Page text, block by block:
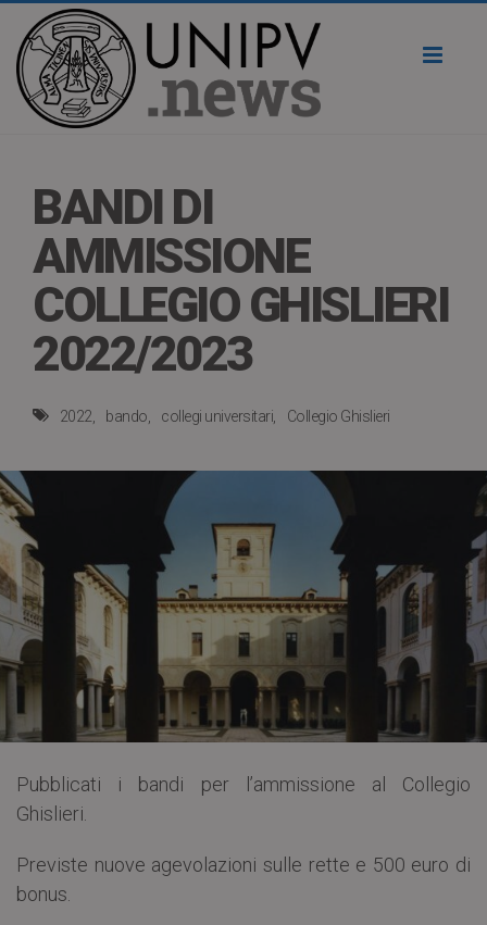
BANDI DI
AMMISSIONE
COLLEGIO GHISLIERI
2022/2023
2022 bando collegi universitari Collegio Ghislieri
Pubblicati i bandi per l’ammissione al Collegio
Ghislieri.
Previste nuove agevolazioni sulle rette e 500 euro di
bonus.